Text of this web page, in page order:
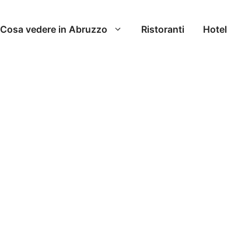
Cosa vedere in Abruzzo Ristoranti Hotel